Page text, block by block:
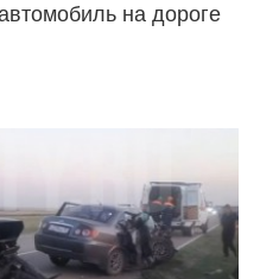
на дороге